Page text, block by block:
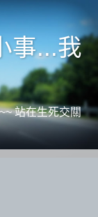
事...我
站在生死交關